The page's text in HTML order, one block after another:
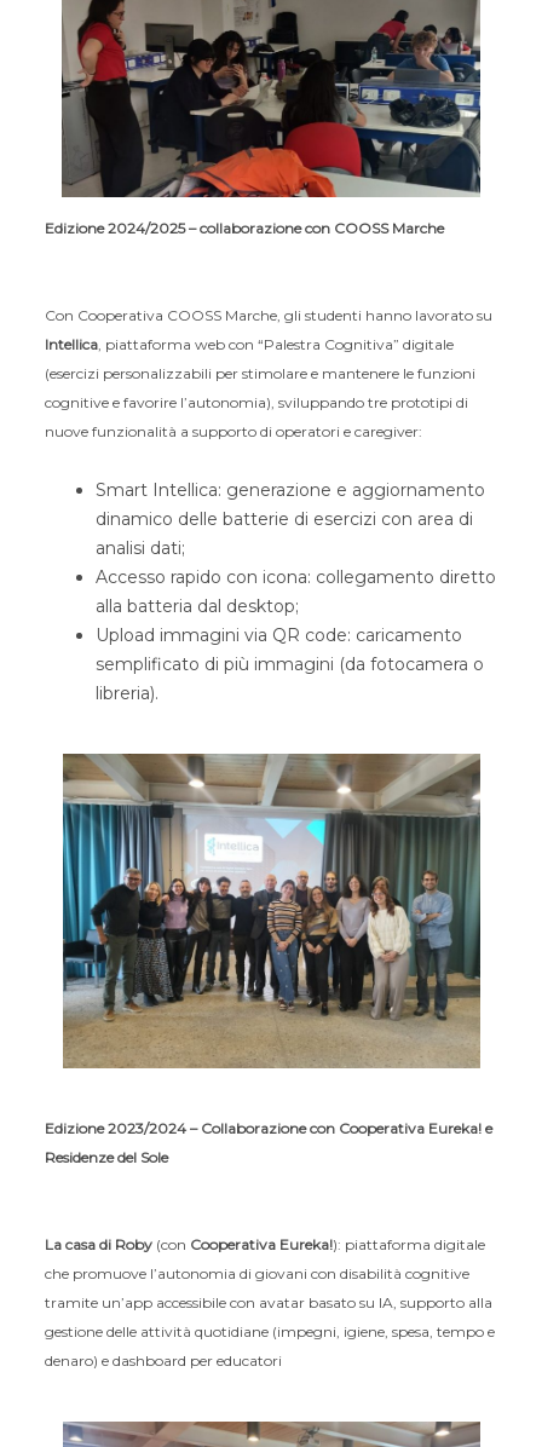
Edizione 2024/2025 – collaborazione con COOSS Marche
Con Cooperativa COOSS Marche, gli studenti hanno lavorato su
Intellica, piattaforma web con “Palestra Cognitiva” digitale
(esercizi personalizzabili per stimolare e mantenere le funzioni
cognitive e favorire l’autonomia), sviluppando tre prototipi di
nuove funzionalità a supporto di operatori e caregiver:
Smart Intellica: generazione e aggiornamento
dinamico delle batterie di esercizi con area di
analisi dati;
Accesso rapido con icona: collegamento diretto
alla batteria dal desktop;
Upload immagini via QR code: caricamento
semplificato di più immagini (da fotocamera o
libreria).
Edizione 2023/2024 – Collaborazione con Cooperativa Eureka! e
Residenze del Sole
La casa di Roby (con Cooperativa Eureka!): piattaforma digitale
che promuove l’autonomia di giovani con disabilità cognitive
tramite un’app accessibile con avatar basato su IA, supporto alla
gestione delle attività quotidiane (impegni, igiene, spesa, tempo e
denaro) e dashboard per educatori